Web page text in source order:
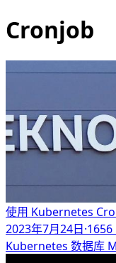
Cronjob
使用 Kubernetes
2023年7月24日·1656
Kubernetes 数据库